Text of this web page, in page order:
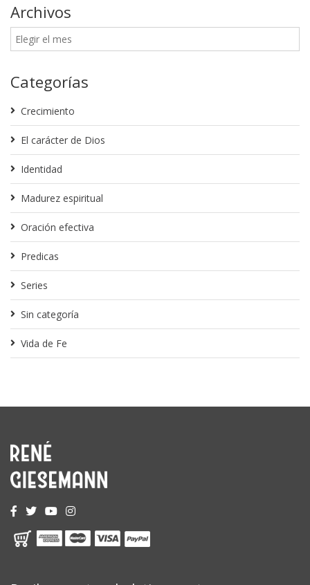
Archivos
Categorías
Crecimiento
El carácter de Dios
Identidad
Madurez espiritual
Oración efectiva
Predicas
Series
Sin categoría
Vida de Fe